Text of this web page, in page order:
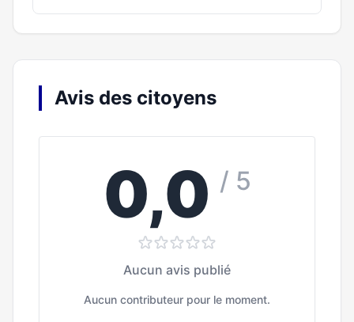
Avis des citoyens
0,0 / 5
Aucun avis publié
Aucun contributeur pour le moment.